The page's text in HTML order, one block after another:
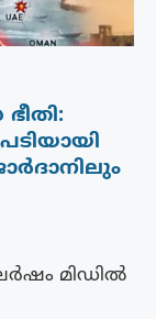
മിഡിൽ